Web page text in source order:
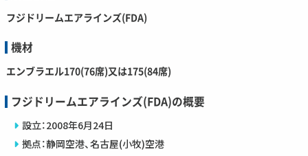
フジドリームエアラインズ(FDA)
機材
エンブラエル170(76席)又は175(84席)
フジドリームエアラインズ(FDA)の概要
設立：2008年6月24日
拠点：静岡空港、名古屋(小牧)空港